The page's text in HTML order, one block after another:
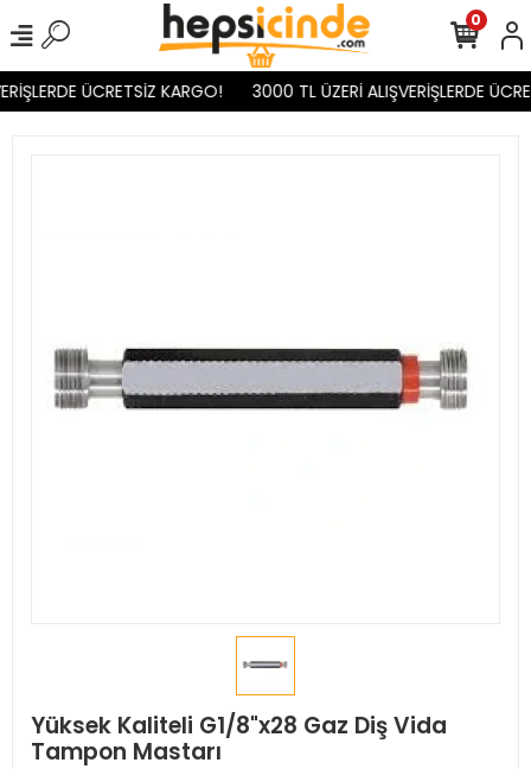
ÜCRETSİZ KARGO! 3000 TL ÜZERİ ALIŞVERİŞLERDE
0
Yüksek Kaliteli G1/8"x28 Gaz Diş Vida
Tampon Mastarı